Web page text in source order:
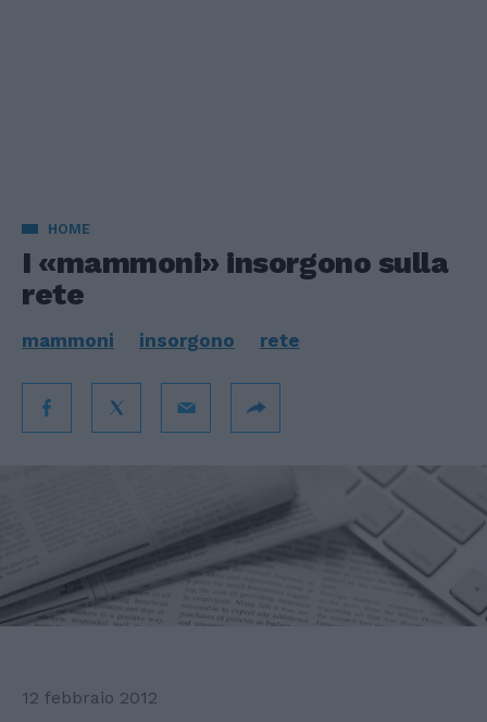
HOME
I «mammoni» insorgono sulla
rete
mammoni insorgono rete
12 febbraio 2012